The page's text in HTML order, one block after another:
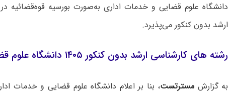
ارشد بدون کنکور می‌پذیرد.
رشته های کارشناسی ارشد بدون کنکور ۱۴۰۵ دانشگاه علوم قضایی
به گزارش مسترتست، بنا بر اعلام دانشگاه علوم قضایی و خدمات